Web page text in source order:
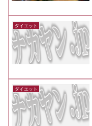
ダイエット
ダイエット